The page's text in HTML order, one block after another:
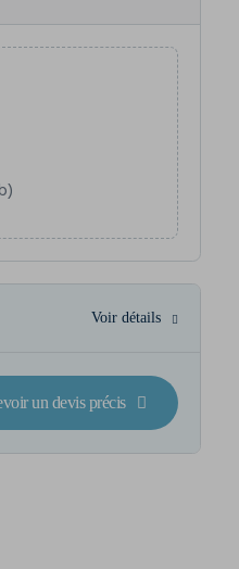
Voir détails
un devis précis